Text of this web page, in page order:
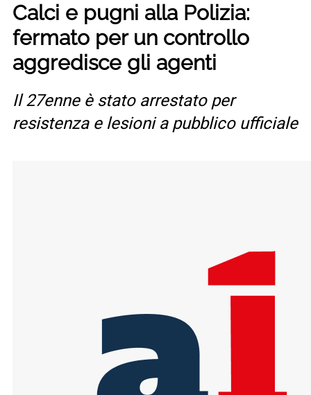
Calci e pugni alla Polizia:
fermato per un controllo
aggredisce gli agenti
Il 27enne è stato arrestato per
resistenza e lesioni a pubblico ufficiale